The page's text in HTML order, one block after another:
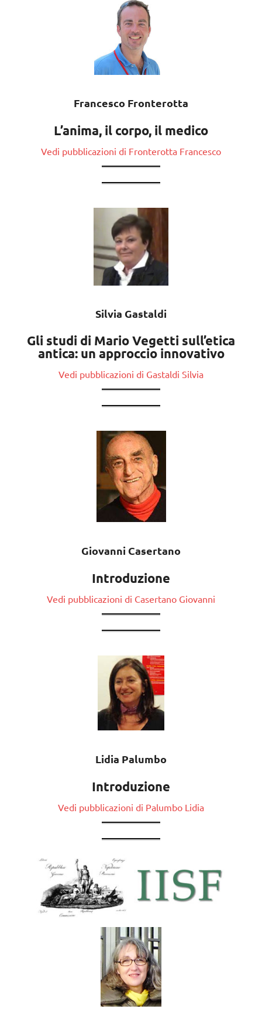
Francesco Fronterotta
L’anima, il corpo, il medico
Vedi pubblicazioni di Fronterotta Francesco
Silvia Gastaldi
Gli studi di Mario Vegetti sull’etica
antica: un approccio innovativo
Vedi pubblicazioni di Gastaldi Silvia
Giovanni Casertano
Introduzione
Vedi pubblicazioni di Casertano Giovanni
Lidia Palumbo
Introduzione
Vedi pubblicazioni di Palumbo Lidia